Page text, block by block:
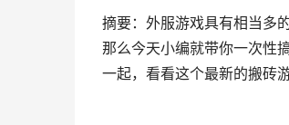
摘要：外服游戏具有相当多
那么今天小编就带你一次性
一起，看看这个最新的搬砖